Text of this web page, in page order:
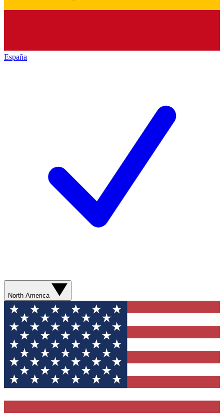
España
North America